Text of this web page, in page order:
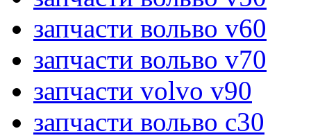
запчасти вольво v60
запчасти вольво v70
запчасти volvo v90
запчасти вольво c30